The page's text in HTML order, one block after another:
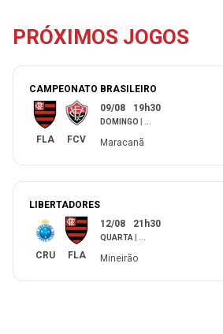
PRÓXIMOS JOGOS
CAMPEONATO BRASILEIRO
FLA FCV
09/08 19h30
DOMINGO
Maracanã
LIBERTADORES
CRU FLA
12/08 21h30
QUARTA
Mineirão